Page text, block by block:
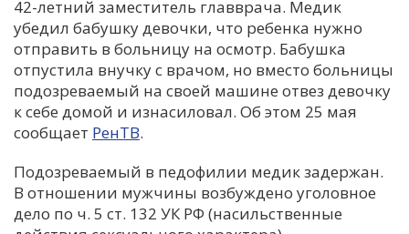
И
К
М
Т
У
Х
Ч
42-летний заместитель главврача. Медик
убедил бабушку девочки, что ребенка нужно
отправить в больницу на осмотр. Бабушка
отпустила внучку с врачом, но вместо больницы
подозреваемый на своей машине отвез девочку
к себе домой и изнасиловал. Об этом 25 мая
сообщает РенТВ.
Подозреваемый в педофилии медик задержан.
В отношении мужчины возбуждено уголовное
дело по ч. 5 ст. 132 УК РФ (насильственные